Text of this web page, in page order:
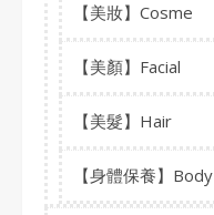
【美妝】Cosme
【美顏】Facial
【美髮】Hair
【身體保養】Body